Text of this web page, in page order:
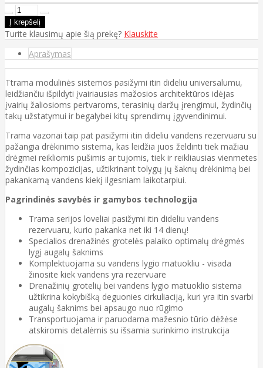
Turite klausimų apie šią prekę? Klauskite
Aprašymas
Ttrama modulinės sistemos pasižymi itin dideliu universalumu,
leidžiančiu išpildyti įvairiausias mažosios architektūros idėjas
įvairių žaliosioms pertvaroms, terasinių daržų įrengimui, žydinčių
takų užstatymui ir begalybei kitų sprendimų įgyvendinimui.
Trama vazonai taip pat pasižymi itin dideliu vandens rezervuaru su
pažangia drėkinimo sistema, kas leidžia juos želdinti tiek mažiau
drėgmei reikliomis pušimis ar tujomis, tiek ir reikliausias vienmetes
žydinčias kompozicijas, užtikrinant tolygų jų šaknų drėkinimą bei
pakankamą vandens kiekį ilgesniam laikotarpiui.
Pagrindinės savybės ir gamybos technologija
Trama serijos loveliai pasižymi itin dideliu vandens
rezervuaru, kurio pakanka net iki 14 dienų!
Specialios drenažinės grotelės palaiko optimalų drėgmės
lygį augalų šaknims
Komplektuojama su vandens lygio matuokliu - visada
žinosite kiek vandens yra rezervuare
Drenažinių grotelių bei vandens lygio matuoklio sistema
užtikrina kokybišką deguonies cirkuliaciją, kuri yra itin svarbi
augalų šaknims bei apsaugo nuo rūgimo
Transportuojama ir paruodama mažesnio tūrio dėžėse
atskiromis detalėmis su išsamia surinkimo instrukcija